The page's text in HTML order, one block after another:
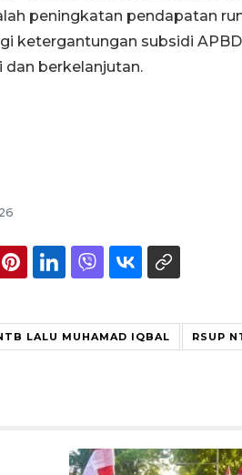
peningkatan pendapatan
ketergantungan subsidi
berkelanjutan.
LALU MUHAMAD IQBAL RSUP